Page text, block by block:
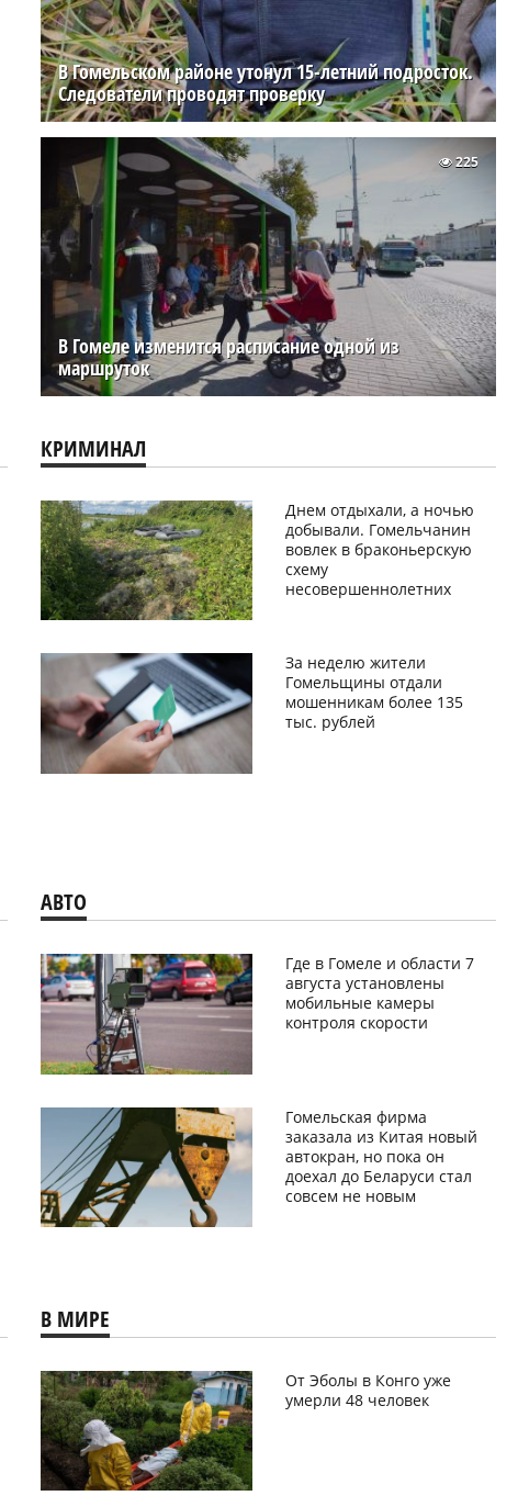
В Гомельском районе утонул 15-летний подросток.
Следователи проводят проверку
В Гомеле изменится расписание одной из
маршруток
225
КРИМИНАЛ
Днем отдыхали, а ночью
добывали. Гомельчанин
вовлек в браконьерскую
схему
несовершеннолетних
За неделю жители
Гомельщины отдали
мошенникам более 135
тыс. рублей
АВТО
Где в Гомеле и области 7
августа установлены
мобильные камеры
контроля скорости
Гомельская фирма
заказала из Китая новый
автокран, но пока он
доехал до Беларуси стал
совсем не новым
В МИРЕ
От Эболы в Конго уже
умерли 48 человек